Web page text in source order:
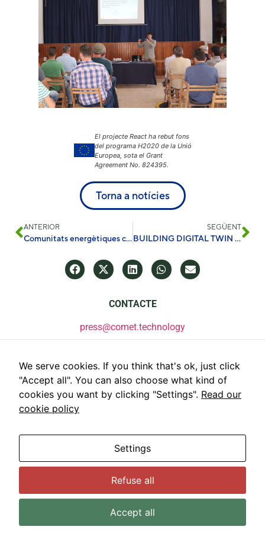
El projecte React ha rebut fons
del programa H2020 de la Unió
Europea, sota el Grant
Agreement No. 824395.
Torna a notícies
ANTERIOR
Comunitats energètiques ciutadanes
SEGÜENT
BUILDING DIGITAL TWIN INTERNATIONAL CONGRESS – SEGONA EDICIÓ EL 26 DE MAIG DE 2022
CONTACTE
press@comet.technology
© 2022 Comet Global Innovation. Tots els drets reservats.
Avís legal Política de privacitat
Política de cookies
Configuració de cookies
We serve cookies. If you think that's ok, just click
"Accept all". You can also choose what kind of
cookies you want by clicking "Settings". Read our
cookie policy
Settings
Refuse all
Accept all